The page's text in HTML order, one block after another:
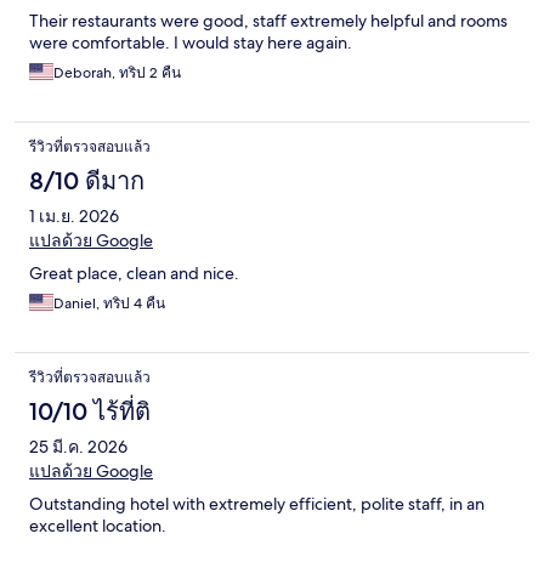
Their restaurants were good, staff extremely helpful and rooms
were comfortable. I would stay here again.
Deborah, ทริป 2 คืน
รีวิวที่ตรวจสอบแล้ว
8/10 ดีมาก
1 เม.ย. 2026
แปลด้วย Google
Great place, clean and nice.
Daniel, ทริป 4 คืน
รีวิวที่ตรวจสอบแล้ว
10/10 ไร้ที่ติ
25 มี.ค. 2026
แปลด้วย Google
Outstanding hotel with extremely efficient, polite staff, in an
excellent location.